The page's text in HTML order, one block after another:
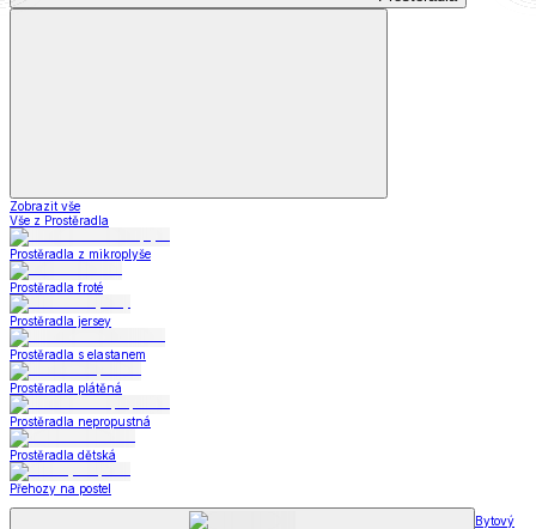
Zobrazit vše
Vše z Prostěradla
Prostěradla z mikroplyše
Prostěradla froté
Prostěradla jersey
Prostěradla s elastanem
Prostěradla plátěná
Prostěradla nepropustná
Prostěradla dětská
Přehozy na postel
Bytový